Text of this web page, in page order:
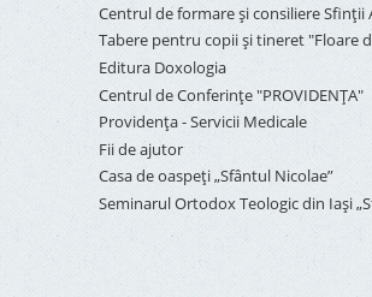
Centrul de formare și consiliere Sfinții
Tabere pentru copii şi tineret "Floare
Editura Doxologia
Centrul de Conferinţe "PROVIDENŢA"
Providenţa - Servicii Medicale
Fii de ajutor
Casa de oaspeți „Sfântul Nicolae”
Seminarul Ortodox Teologic din Iași